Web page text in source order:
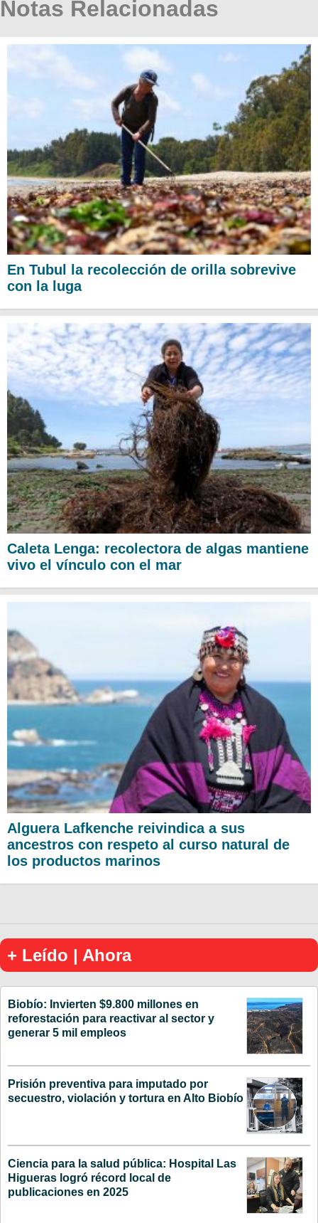
Notas Relacionadas
En Tubul la recolección de orilla sobrevive
con la luga
Caleta Lenga: recolectora de algas mantiene
vivo el vínculo con el mar
Alguera Lafkenche reivindica a sus
ancestros con respeto al curso natural de
los productos marinos
+ Leído | Ahora
Biobío: Invierten $9.800 millones en
reforestación para reactivar al sector y
generar 5 mil empleos
Prisión preventiva para imputado por
secuestro, violación y tortura en Alto Biobío
Ciencia para la salud pública: Hospital Las
Higueras logró récord local de
publicaciones en 2025